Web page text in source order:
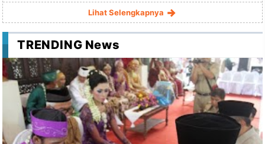
Lihat Selengkapnya
TRENDING News